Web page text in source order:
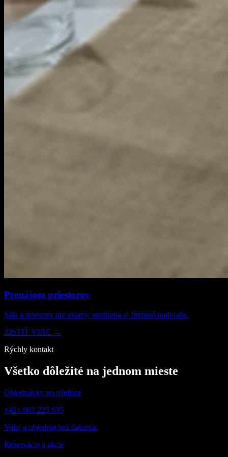
Prenájom priestorov
Sála a priestory pre oslavy, stretnutia aj firemné podujatia.
ZISTIŤ VIAC →
Rýchly kontakt
Všetko dôležité na jednom mieste
Objednávky po telefóne
+421 902 225 935
Volaj a objednaj bez čakania.
Rezervácie a akcie